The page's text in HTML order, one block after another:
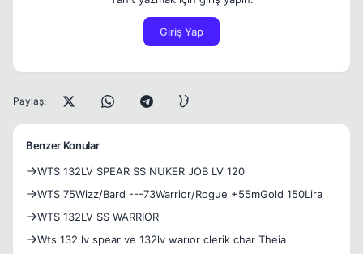
Giriş Yap
Paylaş:
Benzer Konular
WTS 132LV SPEAR SS NUKER JOB LV 120
WTS 75Wizz/Bard ---73Warrior/Rogue +55mGold 150Lira
WTS 132LV SS WARRIOR
Wts 132 lv spear ve 132lv warıor clerik char Theia